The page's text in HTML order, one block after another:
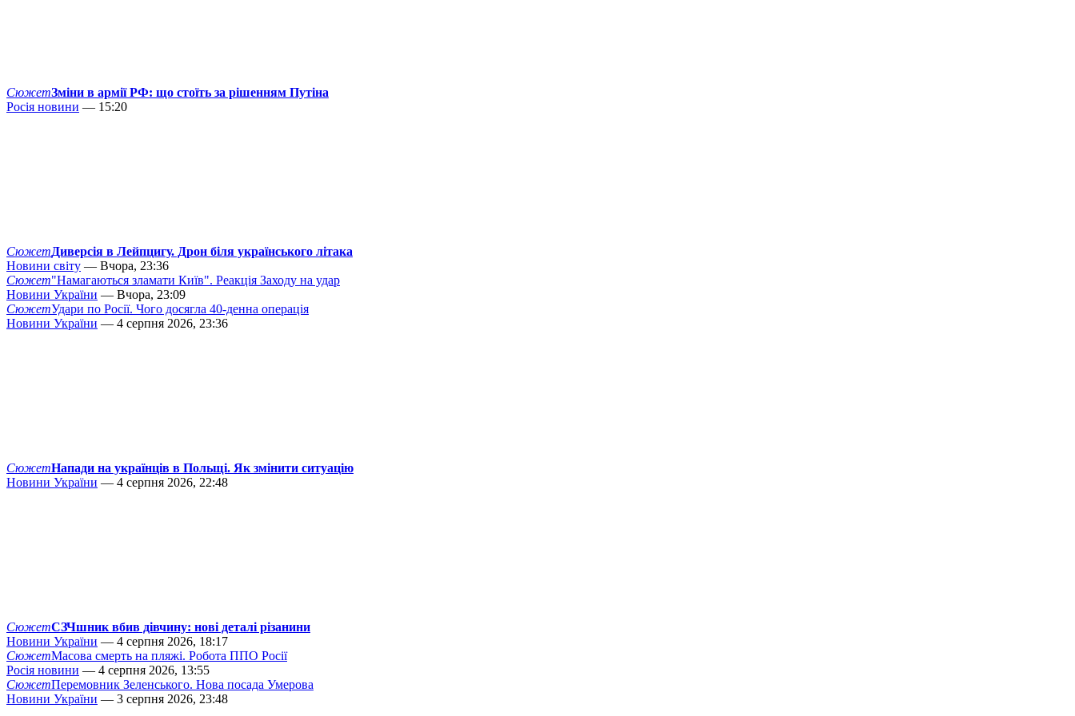
СюжетЗміни в армії РФ: що стоїть за рішенням Путіна
Росія новини — 15:20
СюжетДиверсія в Лейпцигу. Дрон біля українського літака
Новини світу — Вчора, 23:36
Сюжет"Намагаються зламати Київ". Реакція Заходу на удар
Новини України — Вчора, 23:09
СюжетУдари по Росії. Чого досягла 40-денна операція
Новини України — 4 серпня 2026, 23:36
СюжетНапади на українців в Польщі. Як змінити ситуацію
Новини України — 4 серпня 2026, 22:48
СюжетСЗЧшник вбив дівчину: нові деталі різанини
Новини України — 4 серпня 2026, 18:17
СюжетМасова смерть на пляжі. Робота ППО Росії
Росія новини — 4 серпня 2026, 13:55
СюжетПеремовник Зеленського. Нова посада Умерова
Новини України — 3 серпня 2026, 23:48